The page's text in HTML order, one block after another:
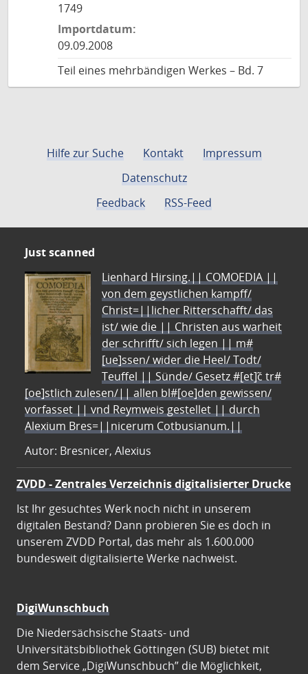
1749
Importdatum:
09.09.2008
Teil eines mehrbändigen Werkes – Bd. 7
Hilfe zur Suche Kontakt
Impressum
Datenschutz
Feedback
RSS-Feed
Just scanned
Lienhard Hirsing.|| COMOEDIA ||
von dem geystlichen kampff/
Christ=||licher Ritterschafft/ das
ist/ wie die || Christen aus warheit
der schrifft/ sich legen || m#
[ue]ssen/ wider die Heel/ Todt/
Teuffel || Sünde/ Gesetz #[et]c̃ tr#
[oe]stlich zulesen/|| allen bl#[oe]den gewissen/
vorfasset || vnd Reymweis gestellet || durch
Alexium Bres=||nicerum Cotbusianum.||
Autor: Bresnicer, Alexius
ZVDD - Zentrales Verzeichnis digitalisierter Drucke
Ist Ihr gesuchtes Werk noch nicht in unserem
digitalen Bestand? Dann probieren Sie es doch in
unserem ZVDD Portal, das mehr als 1.600.000
bundesweit digitalisierte Werke nachweist.
DigiWunschbuch
Die Niedersächsische Staats- und
Universitätsbibliothek Göttingen (SUB) bietet mit
dem Service „DigiWunschbuch” die Möglichkeit,